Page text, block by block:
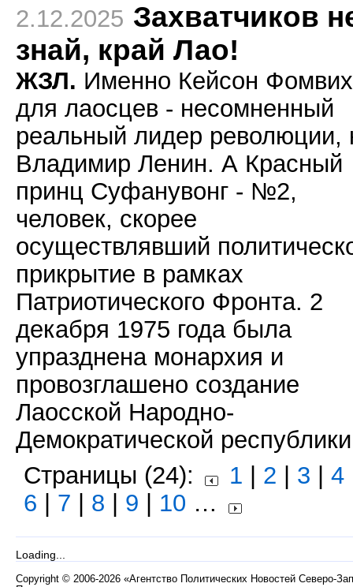
2.12.2025 Захватчиков
знай, край Лао!
ЖЗЛ. Именно Кейсон
для лаосцев - несомненный
реальный лидер революции,
Владимир Ленин. А Красный
принц Суфанувонг - №2,
человек, скорее
осуществлявший
прикрытие в рамках
Патриотического Фронта. 2
декабря 1975 года была
упразднена монархия и
провозглашено создание
Лаосской Народно-
Демократической
Страницы (24):
1 2 3 4
6
7 8 9 10 …
Loading...
Copyright © 2006-2026 «Агентство Политических Новостей Северо-